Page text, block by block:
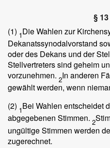
§ 13
(1) 1Die Wahlen zur
Dekanatssynodalvorstand
oder des Dekans und der
Stellvertreters sind geheim
vorzunehmen. 2In anderen
gewählt werden, wenn
(2) 1Bei Wahlen entscheidet
abgegebenen Stimmen. 2
ungültige Stimmen werden
zugerechnet.